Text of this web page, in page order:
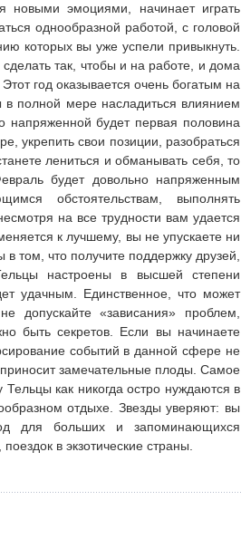
новыми эмоциями, начинает играть
однообразной работой, с головой
которых вы уже успели привыкнуть.
так, чтобы и на работе, и дома
год оказывается очень богатым на
в полной мере насладиться влиянием
напряженной будет первая половина
укрепить свои позиции, разобраться
лениться и обманывать себя, то
будет довольно напряженным
обстоятельствам, выполнять
на все трудности вам удается
к лучшему, вы не упускаете ни
том, что получите поддержку друзей,
настроены в высшей степени
удачным. Единственное, что может
допускайте «зависания» проблем,
быть секретов. Если вы начинаете
событий в данной сфере не
замечательные плоды. Самое
как никогда остро нуждаются в
отдыхе. Звезды уверяют: вы
для больших и запоминающихся
в экзотические страны.